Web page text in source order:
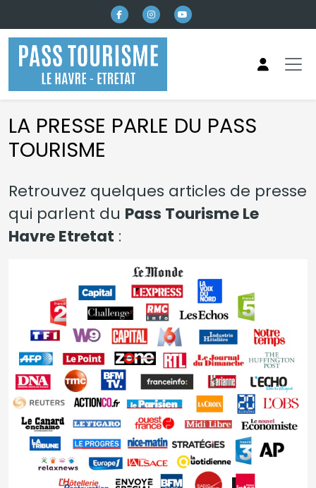
Aller au contenu principal
LA PRESSE PARLE DU PASS
TOURISME
Retrouvez quelques articles de presse
qui parlent du Pass Tourisme Le
Havre Etretat :